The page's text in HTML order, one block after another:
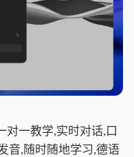
对一教学,实时对话,口
音,随时随地学习,德语